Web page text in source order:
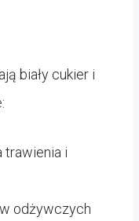
biały cukier i
trawienia i
odżywczych